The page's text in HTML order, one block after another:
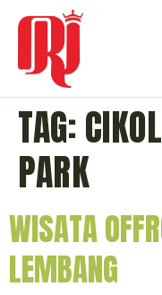
TAG:
PARK
WISATA
LEMBANG